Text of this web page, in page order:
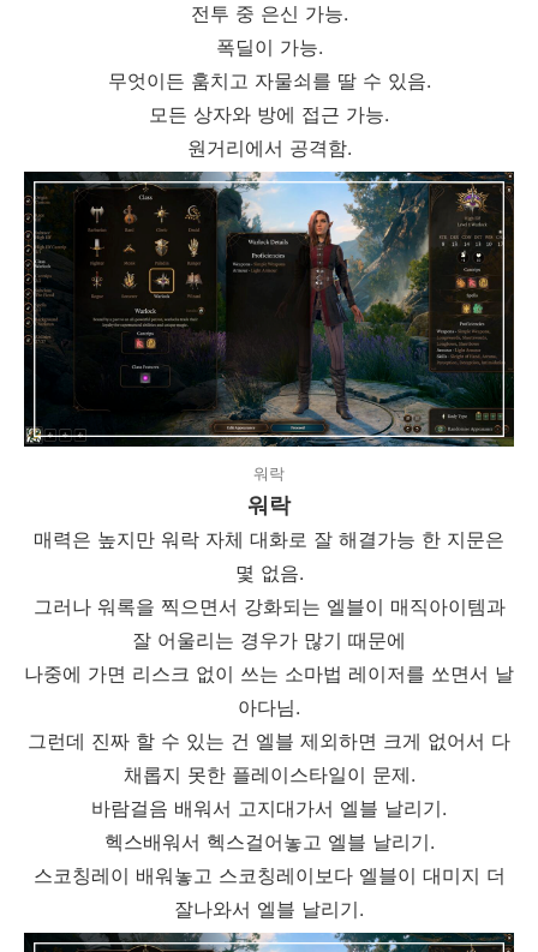
전투 중 은신 가능.
폭딜이 가능.
무엇이든 훔치고 자물쇠를 딸 수 있음.
모든 상자와 방에 접근 가능.
원거리에서 공격함.
워락
워락
매력은 높지만 워락 자체 대화로 잘 해결가능 한 지문은
몇 없음.
그러나 워록을 찍으면서 강화되는 엘블이 매직아이템과
잘 어울리는 경우가 많기 때문에
나중에 가면 리스크 없이 쓰는 소마법 레이저를 쏘면서 날
아다님.
그런데 진짜 할 수 있는 건 엘블 제외하면 크게 없어서 다
채롭지 못한 플레이스타일이 문제.
바람걸음 배워서 고지대가서 엘블 날리기.
헥스배워서 헥스걸어놓고 엘블 날리기.
스코칭레이 배워놓고 스코칭레이보다 엘블이 대미지 더
잘나와서 엘블 날리기.